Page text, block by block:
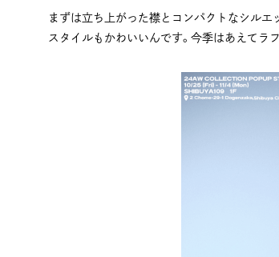
まずは立ち上がった襟とコンパクトなシルエ
スタイルもかわいいんです。今季はあえてラ